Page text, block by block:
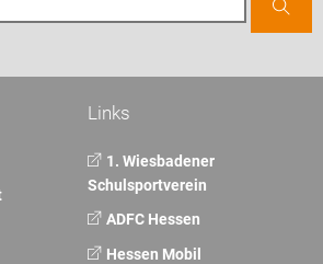
Links
1. Wiesbadener
Schulsportverein
ADFC Hessen
Hessen Mobil